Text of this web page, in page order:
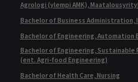
Agrologi (ylempi AMK),
Bachelor of Business Administration,
Bachelor of Engineering, Automation
Bachelor of Engineering, Sustainable
(ent. Agri-food Engineering)
Bachelor of Health Care, Nursing